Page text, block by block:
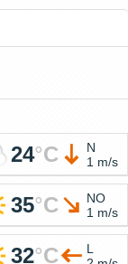
24°C
N
1 m/s
35°C
NO
1 m/s
32°C
L